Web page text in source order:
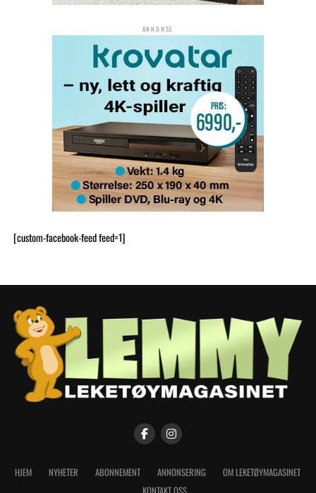
ANNONSE
[custom-facebook-feed feed=1]
HJEM NYHETER ABONNEMENT ANNONSERING
OM LEKETØYMAGASINET